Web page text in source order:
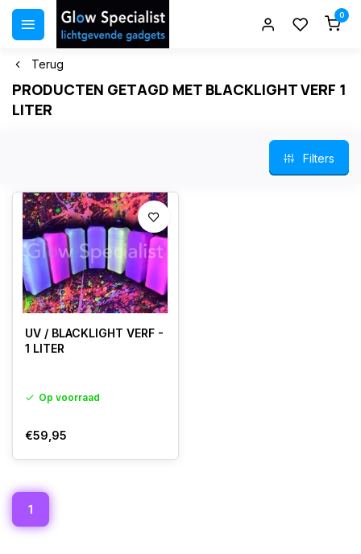
0
Terug
PRODUCTEN GETAGD MET BLACKLIGHT VERF 1
LITER
Filters
UV / BLACKLIGHT VERF -
1 LITER
Op voorraad
€59,95
1